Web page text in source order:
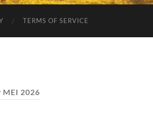
TERMS OF SERVICE
MEI 2026